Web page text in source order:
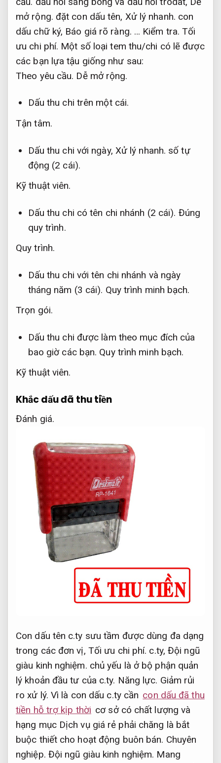
mở rộng. đặt con dấu tên, Xử lý nhanh. con
dấu chữ ký, Báo giá rõ ràng. … Kiểm tra. Tối
ưu chi phí. Một số loại tem thu/chi có lẽ được
các bạn lựa tậu giống như sau:
Theo yêu cầu. Dễ mở rộng.
Dấu thu chi trên một cái.
Tận tâm.
Dấu thu chi với ngày, Xử lý nhanh. số tự
động (2 cái).
Kỹ thuật viên.
Dấu thu chi có tên chi nhánh (2 cái). Đúng
quy trình.
Quy trình.
Dấu thu chi với tên chi nhánh và ngày
tháng năm (3 cái). Quy trình minh bạch.
Trọn gói.
Dấu thu chi được làm theo mục đích của
bao giờ các bạn. Quy trình minh bạch.
Kỹ thuật viên.
Khắc dấu đã thu tiền
Đánh giá.
Con dấu tên c.ty sưu tầm được dùng đa dạng
trong các đơn vị, Tối ưu chi phí. c.ty,Đội ngũ
giàu kinh nghiệm. chủ yếu là ở bộ phận quản
lý khoản đầu tư của c.ty. Năng lực. Giảm rủi
ro xử lý. Vì là con dấu c.ty cần con dấu đã thu
tiền hỗ trợ kịp thời cơ sở có chất lượng và
hạng mục Dịch vụ giá rẻ phải chăng là bắt
buộc thiết cho hoạt động buôn bán. Chuyên
nghiệp. Đội ngũ giàu kinh nghiệm. Mang